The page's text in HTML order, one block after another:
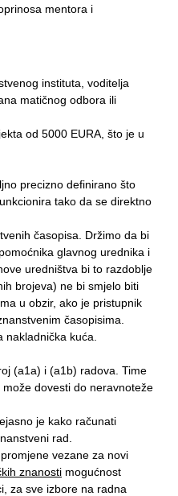
mentora i
instituta, voditelja
matičnog odbora ili
od 5000 EURA, što je u
precizno definirano što
tako da se direktno
časopisa. Držimo da bi
glavnog urednika i
uredništva bi to razdoblje
brojeva) ne bi smjelo biti
u obzir, ako je pristupnik
časopisima.
kuća.
(a1a) i (a1b) radova. Time
dovesti do neravnoteže
je kako računati
rad.
vezane za novi
znanosti mogućnost
, za sve izbore na radna